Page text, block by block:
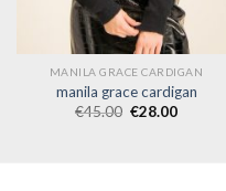
MANILA GRACE CARDIGAN
manila grace cardigan
€45.00 €28.00